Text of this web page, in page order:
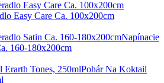
Easy Care Ca. 100x200cm
Napínacie
160-180x200cm
Pohár Na Koktail